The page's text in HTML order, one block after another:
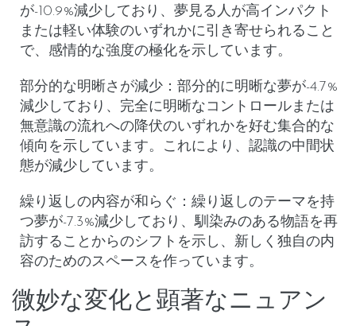
が-10.9%減少しており、夢見る人が高インパクト
または軽い体験のいずれかに引き寄せられること
で、感情的な強度の極化を示しています。
部分的な明晰さが減少 ：部分的に明晰な夢が-4.7%
減少しており、完全に明晰なコントロールまたは
無意識の流れへの降伏のいずれかを好む集合的な
傾向を示しています。これにより、認識の中間状
態が減少しています。
繰り返しの内容が和らぐ ：繰り返しのテーマを持
つ夢が-7.3%減少しており、馴染みのある物語を再
訪することからのシフトを示し、新しく独自の内
容のためのスペースを作っています。
微妙な変化と顕著なニュアン